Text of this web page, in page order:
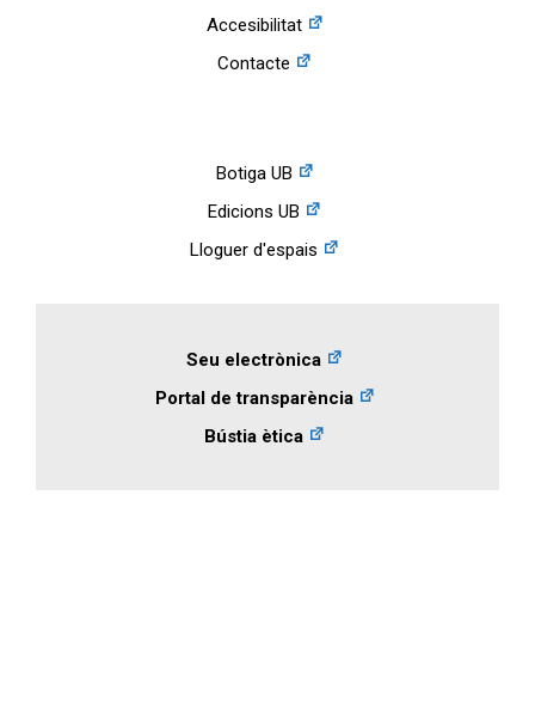
Accesibilitat
Contacte
Botiga UB
Edicions UB
Lloguer d'espais
Seu electrònica
Portal de transparència
Bústia ètica